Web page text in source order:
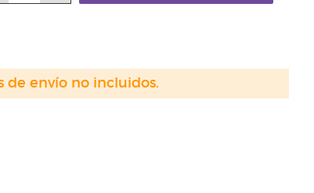
de envío no incluidos.